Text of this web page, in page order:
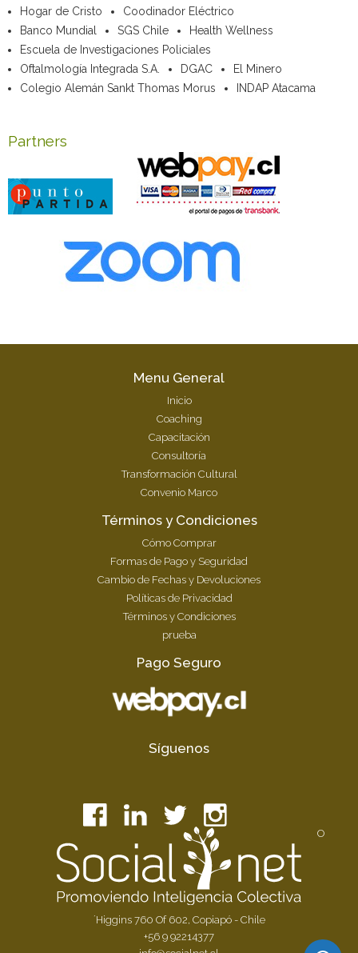
Hogar de Cristo
Coodinador Eléctrico
Banco Mundial
SGS Chile
Health Wellness
Escuela de Investigaciones Policiales
Oftalmología Integrada S.A.
DGAC
El Minero
Colegio Alemán Sankt Thomas Morus
INDAP Atacama
Partners
Menu General
Inicio
Coaching
Capacitación
Consultoría
Transformación Cultural
Convenio Marco
Términos y Condiciones
Cómo Comprar
Formas de Pago y Seguridad
Cambio de Fechas y Devoluciones
Políticas de Privacidad
Términos y Condiciones
prueba
Pago Seguro
Síguenos
O
´Higgins 760 Of 602, Copiapó - Chile
+56 9 92214377